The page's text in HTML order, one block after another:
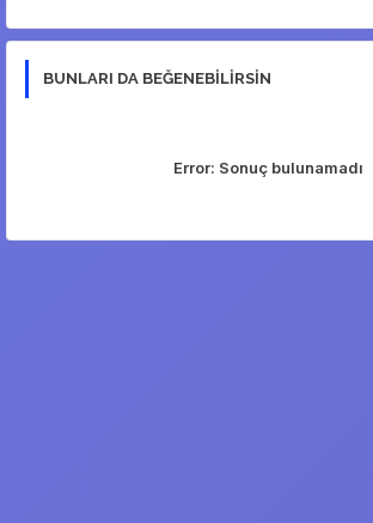
BUNLARI DA BEĞENEBILIRSIN
Error: Sonuç bulunamadı